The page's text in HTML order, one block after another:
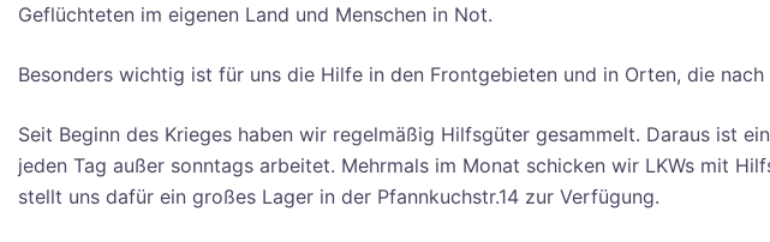
Geflüchteten im eigenen Land und Menschen in Not.
Besonders wichtig ist für uns die Hilfe in den Frontgebieten und in Orten, die
Seit Beginn des Krieges haben wir regelmäßig Hilfsgüter gesammelt. Daraus ist
jeden Tag außer sonntags arbeitet. Mehrmals im Monat schicken wir LKWs mit
stellt uns dafür ein großes Lager in der Pfannkuchstr.14 zur Verfügung.